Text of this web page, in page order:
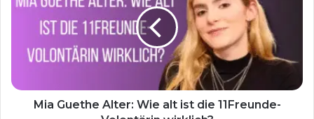
Mia Guethe Alter: Wie alt ist die 11Freunde-